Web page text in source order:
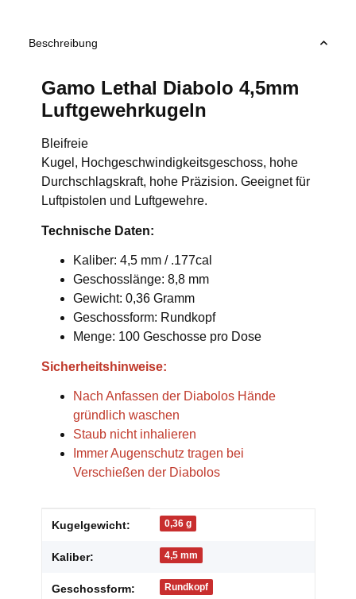
Beschreibung
Gamo Lethal Diabolo 4,5mm
Luftgewehrkugeln
Bleifreie
Kugel, Hochgeschwindigkeitsgeschoss, hohe
Durchschlagskraft, hohe Präzision. Geeignet für
Luftpistolen und Luftgewehre.
Technische Daten:
Kaliber: 4,5 mm / .177cal
Geschosslänge: 8,8 mm
Gewicht: 0,36 Gramm
Geschossform: Rundkopf
Menge: 100 Geschosse pro Dose
Sicherheitshinweise:
Nach Anfassen der Diabolos Hände
gründlich waschen
Staub nicht inhalieren
Immer Augenschutz tragen bei
Verschießen der Diabolos
Produkteigenschaft
Wert
Kugelgewicht: 0,36 g
Kaliber: 4,5 mm
Geschossform: Rundkopf